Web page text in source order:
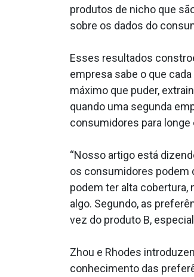
produtos de nicho que
sobre os dados do
Esses resultados
empresa sabe o que
máximo que puder,
quando uma segunda
consumidores para
“Nosso artigo está
os consumidores podem
podem ter alta cobertura,
algo. Segundo, as
vez do produto B,
Zhou e Rhodes
conhecimento das